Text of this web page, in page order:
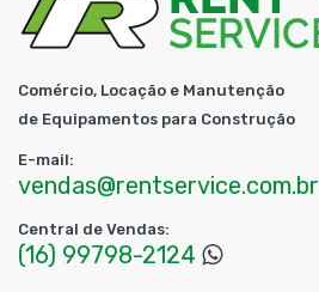
Comércio, Locação e Manutenção
de Equipamentos para Construção
E-mail:
vendas@rentservice.com.br
Central de Vendas:
(16) 99798-2124